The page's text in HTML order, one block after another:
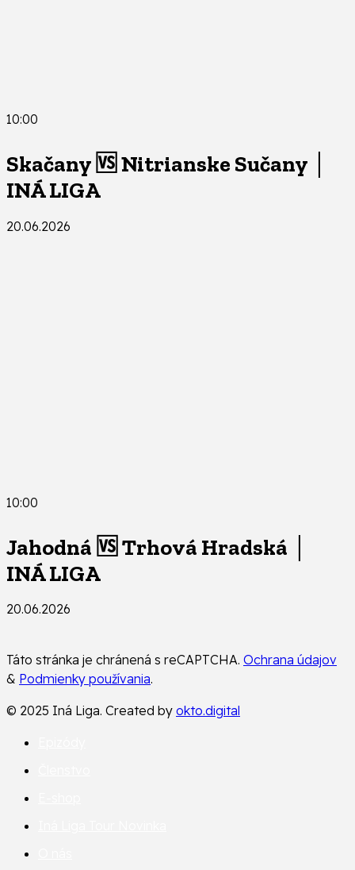
10:00
Skačany 🆚 Nitrianske Sučany │
INÁ LIGA
20.06.2026
10:00
Jahodná 🆚 Trhová Hradská │
INÁ LIGA
20.06.2026
Táto stránka je chránená s reCAPTCHA. Ochrana údajov
& Podmienky používania.
© 2025 Iná Liga. Created by okto.digital